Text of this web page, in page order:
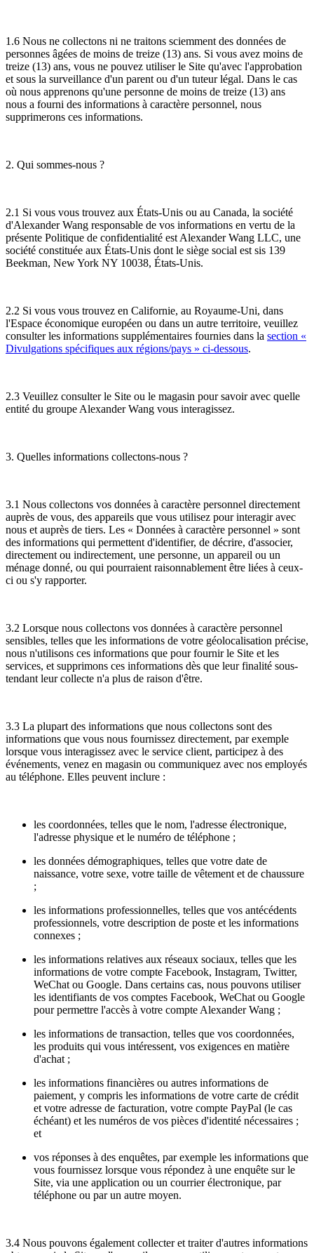
1.6 Nous ne collectons ni ne traitons sciemment des données de
personnes âgées de moins de treize (13) ans. Si vous avez moins de
treize (13) ans, vous ne pouvez utiliser le Site qu'avec l'approbation
et sous la surveillance d'un parent ou d'un tuteur légal. Dans le cas
où nous apprenons qu'une personne de moins de treize (13) ans
nous a fourni des informations à caractère personnel, nous
supprimerons ces informations.
2. Qui sommes-nous ?
2.1 Si vous vous trouvez aux États-Unis ou au Canada, la société
d'Alexander Wang responsable de vos informations en vertu de la
présente Politique de confidentialité est Alexander Wang LLC, une
société constituée aux États-Unis dont le siège social est sis 139
Beekman, New York NY 10038, États-Unis.
2.2 Si vous vous trouvez en Californie, au Royaume-Uni, dans
l'Espace économique européen ou dans un autre territoire, veuillez
consulter les informations supplémentaires fournies dans la section «
Divulgations spécifiques aux régions/pays » ci-dessous.
2.3 Veuillez consulter le Site ou le magasin pour savoir avec quelle
entité du groupe Alexander Wang vous interagissez.
3. Quelles informations collectons-nous ?
3.1 Nous collectons vos données à caractère personnel directement
auprès de vous, des appareils que vous utilisez pour interagir avec
nous et auprès de tiers. Les « Données à caractère personnel » sont
des informations qui permettent d'identifier, de décrire, d'associer,
directement ou indirectement, une personne, un appareil ou un
ménage donné, ou qui pourraient raisonnablement être liées à ceux-
ci ou s'y rapporter.
3.2 Lorsque nous collectons vos données à caractère personnel
sensibles, telles que les informations de votre géolocalisation précise,
nous n'utilisons ces informations que pour fournir le Site et les
services, et supprimons ces informations dès que leur finalité sous-
tendant leur collecte n'a plus de raison d'être.
3.3 La plupart des informations que nous collectons sont des
informations que vous nous fournissez directement, par exemple
lorsque vous interagissez avec le service client, participez à des
événements, venez en magasin ou communiquez avec nos employés
au téléphone. Elles peuvent inclure :
les coordonnées, telles que le nom, l'adresse électronique,
l'adresse physique et le numéro de téléphone ;
les données démographiques, telles que votre date de
naissance, votre sexe, votre taille de vêtement et de chaussure
;
les informations professionnelles, telles que vos antécédents
professionnels, votre description de poste et les informations
connexes ;
les informations relatives aux réseaux sociaux, telles que les
informations de votre compte Facebook, Instagram, Twitter,
WeChat ou Google. Dans certains cas, nous pouvons utiliser
les identifiants de vos comptes Facebook, WeChat ou Google
pour permettre l'accès à votre compte Alexander Wang ;
les informations de transaction, telles que vos coordonnées,
les produits qui vous intéressent, vos exigences en matière
d'achat ;
les informations financières ou autres informations de
paiement, y compris les informations de votre carte de crédit
et votre adresse de facturation, votre compte PayPal (le cas
échéant) et les numéros de vos pièces d'identité nécessaires ;
et
vos réponses à des enquêtes, par exemple les informations que
vous fournissez lorsque vous répondez à une enquête sur le
Site, via une application ou un courrier électronique, par
téléphone ou par un autre moyen.
3.4 Nous pouvons également collecter et traiter d'autres informations